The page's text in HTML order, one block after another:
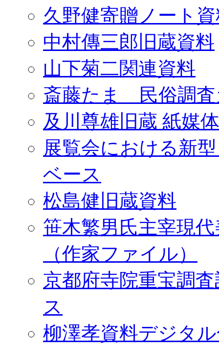
久野健寄贈ノート
中村傳三郎旧蔵資料
山下菊二関連資料
斎藤たま 民俗調査
及川尊雄旧蔵 紙媒
展覧会における新
ベース
松島健旧蔵資料
笹木繁男氏主宰現
（作家ファイル）
京都府寺院重宝調
ス
柳澤孝資料デジタ